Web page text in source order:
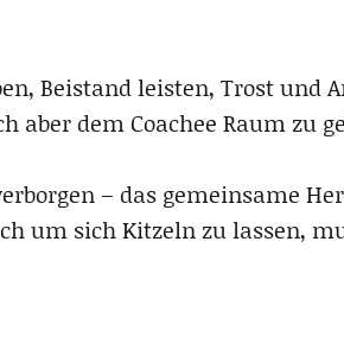
Beistand leisten, Trost und
aber dem Coachee Raum zu
– das gemeinsame
um sich Kitzeln zu lassen,